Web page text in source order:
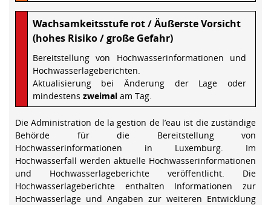
Wachsamkeitsstufe rot / Äußerste Vorsicht
(hohes Risiko / große Gefahr)
Bereitstellung von Hochwasserinformationen und
Hochwasserlageberichten.
Aktualisierung bei Änderung der Lage oder
mindestens zweimalam Tag.
Die Administration de la gestion de l’eau ist die zuständige
Behörde für die Bereitstellung von
Hochwasserinformationen in Luxemburg. Im
Hochwasserfall werden aktuelle Hochwasserinformationen
und Hochwasserlageberichte veröffentlicht. Die
Hochwasserlageberichte enthalten Informationen zur
Hochwasserlage und Angaben zur weiteren Entwicklung